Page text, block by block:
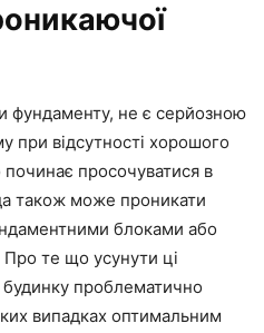
фундаменту, не є серйозною
відсутності хорошого
починає просочуватися в
також може проникати
блоками або
Про те що усунути ці
будинку проблематично
випадках оптимальним